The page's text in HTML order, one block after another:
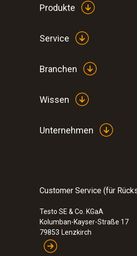
Produkte
Service
Branchen
Wissen
Unternehmen
Customer Service (für
Testo SE & Co. KGaA
Kolumban-Kayser-Straße 17
79853 Lenzkirch